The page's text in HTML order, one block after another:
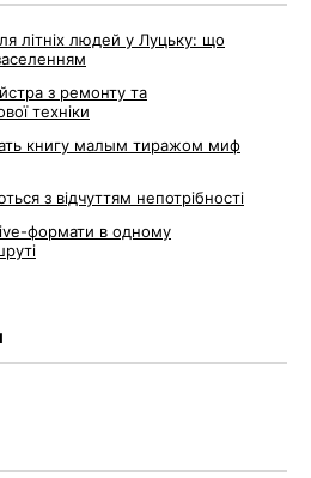
літніх людей у Луцьку: що
з ремонту та
техніки
книгу малым тиражом миф
з відчуттям непотрібності
формати в одному